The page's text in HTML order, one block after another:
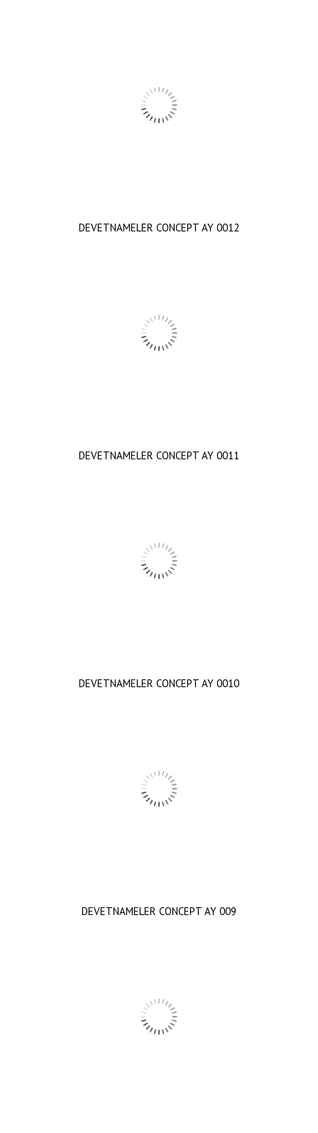
DEVETNAMELER CONCEPT AY 0012
DEVETNAMELER CONCEPT AY 0011
DEVETNAMELER CONCEPT AY 0010
DEVETNAMELER CONCEPT AY 009